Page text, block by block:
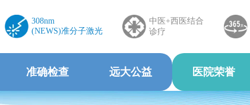
308nm
(NEWS)准分子激光
中医+西医结合
诊疗
准确检查 远大公益 医院荣誉